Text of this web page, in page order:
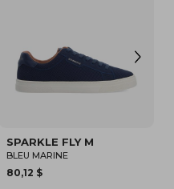
SPARK CLAY NW